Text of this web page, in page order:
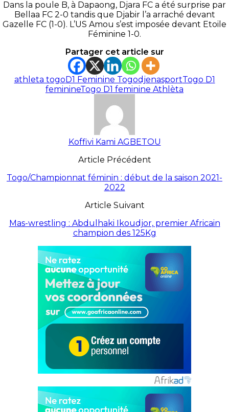
Dans la poule B, à Dapaong, Djara FC a été surprise par
Bellaa FC 2-0 tandis que Djabir l’a arraché devant
Gazelle FC (1-0). L’US Amou s’est imposée devant Etoile
Féminine 1-0.
Partager cet article sur
athleta togoD1 Feminine TogodjenasportTogo D1
feminineTogo D1 feminine Athlèta
Koffivi Kami AGBETOU
Article Précédent
Togo/Championnat féminin : début de la saison 2021-
2022
Article Suivant
Mas-wrestling : Abdulhaki Ikoudjor, premier Africain
champion des 125Kg